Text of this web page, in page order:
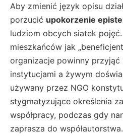
Aby zmienić język opisu
porzucić upokorzenie
ludziom obcych siatek
mieszkańców jak
organizacje powinny przyjąć
instytucjami a żywym
używany przez NGO
stygmatyzujące określenia
współpracy, podczas gdy
zaprasza do